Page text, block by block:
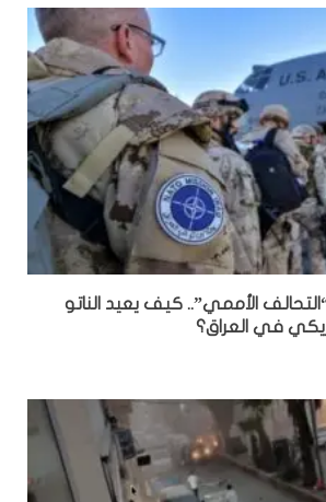
الأممي”.. كيف يعيد الناتو
في العراق؟